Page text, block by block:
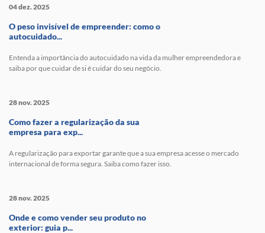
04 dez. 2025
O peso invisível de empreender: como o
autocuidado...
Entenda a importância do autocuidado na vida da mulher empreendedora e
saiba por que cuidar de si é cuidar do seu negócio.
28 nov. 2025
Como fazer a regularização da sua
empresa para exp...
A regularização para exportar garante que a sua empresa acesse o mercado
internacional de forma segura. Saiba como fazer isso.
28 nov. 2025
Onde e como vender seu produto no
exterior: guia p...